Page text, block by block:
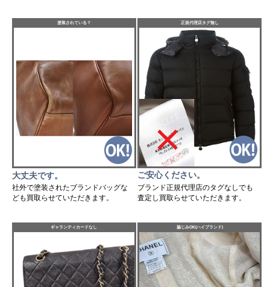
塗装されている？
大丈夫です。
社外で塗装されたブランドバッグな
ども買取らせていただきます。
正規代理店タグ無し
ご安心ください。
ブランド正規代理店のタグなしでも
査定し買取らせていただきます。
ギャランティカードなし 脇じみOK(ハイブランド)